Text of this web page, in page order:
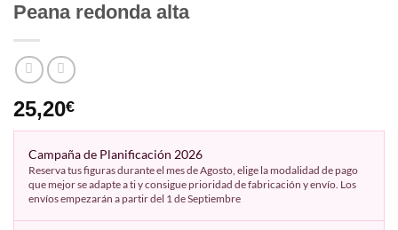
Peana redonda alta
25,20€
Campaña de Planificación 2026
Reserva tus figuras durante el mes de Agosto, elige la modalidad de pago
que mejor se adapte a ti y consigue prioridad de fabricación y envío. Los
envíos empezarán a partir del 1 de Septiembre